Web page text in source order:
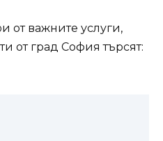
от важните услуги,
от град София търсят: